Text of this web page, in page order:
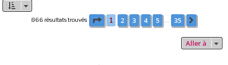
g
866 résultats trouvés Page 1sur35
1 2 3 4 5 35
Aller à